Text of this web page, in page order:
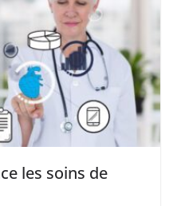
les soins de